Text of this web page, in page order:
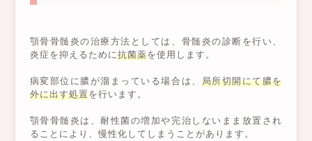
顎骨骨髄炎の治療方法としては、骨髄炎の診断を行い、
炎症を抑えるために抗菌薬を使用します。
病変部位に膿が溜まっている場合は、 局所切開にて膿を
外に出す処置を行います。
顎骨骨髄炎は、耐性菌の増加や完治しないまま放置され
ることにより、慢性化してしまうことがあります。